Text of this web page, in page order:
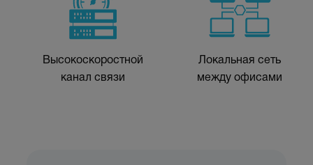
Высокоскоростной
канал связи
Локальная сеть
между офисами